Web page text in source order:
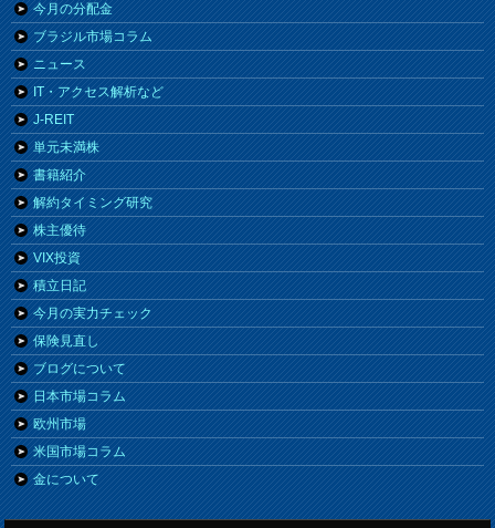
今月の分配金
ブラジル市場コラム
ニュース
IT・アクセス解析など
J-REIT
単元未満株
書籍紹介
解約タイミング研究
株主優待
VIX投資
積立日記
今月の実力チェック
保険見直し
ブログについて
日本市場コラム
欧州市場
米国市場コラム
金について